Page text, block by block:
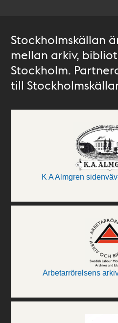
Stockholmskällan
mellan arkiv,
Stockholm.
till
K A Almgren
Arbetarrörelsens